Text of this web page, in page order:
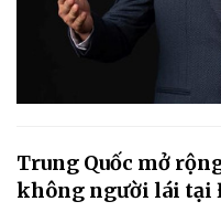
Trung Quốc mở
không người lái tại